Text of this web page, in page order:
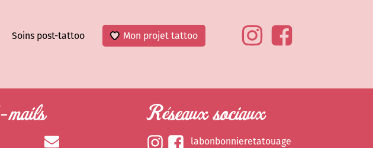
Soins post-tattoo Mon projet tattoo
Réseaux sociaux
labonbonnieretatouage